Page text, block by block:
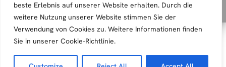
beste Erlebnis auf unserer Website erhalten. Durch die
weitere Nutzung unserer Website stimmen Sie der
Verwendung von Cookies zu. Weitere Informationen finden
Sie in unserer Cookie-Richtlinie.